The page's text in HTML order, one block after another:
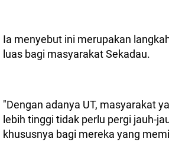
Ia menyebut ini merupakan
luas bagi masyarakat Sekadau.
"Dengan adanya UT, masyarakat
lebih tinggi tidak perlu pergi jauh-
khususnya bagi mereka yang